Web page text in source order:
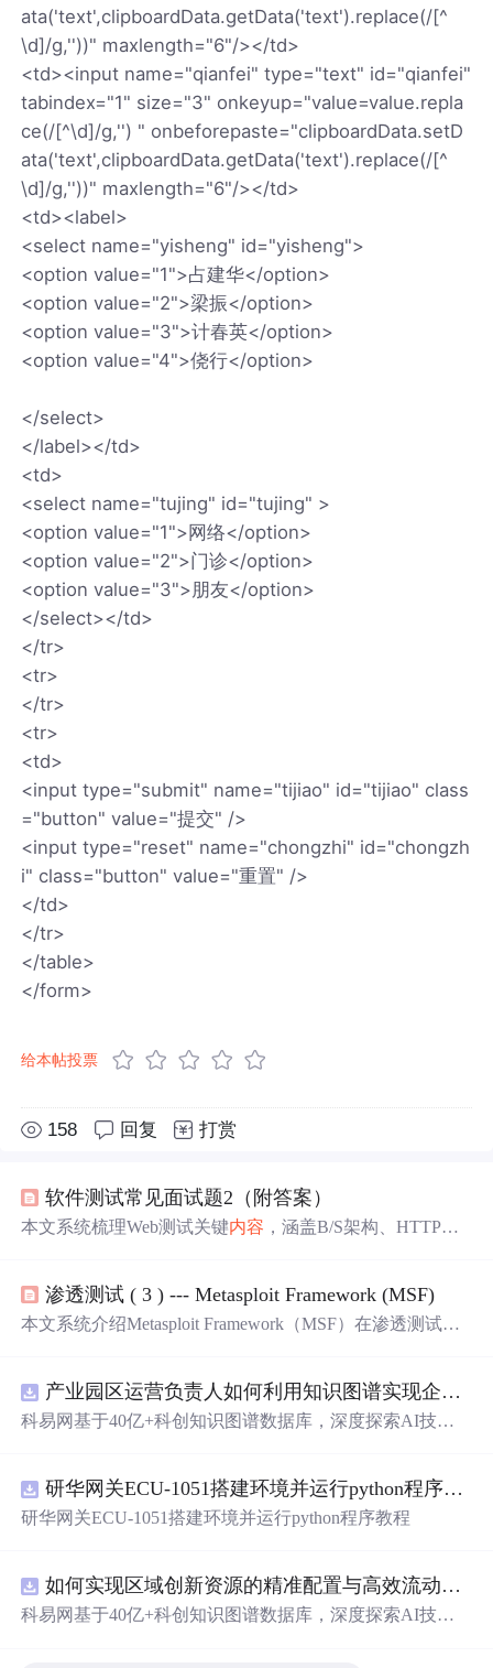
ata('text',clipboardData.getData('text').replace(/[^
\d]/g,''))" maxlength="6"/></td>
<td><input name="qianfei" type="text" id="qianfei"
tabindex="1" size="3" onkeyup="value=value.repla
ce(/[^\d]/g,'') " onbeforepaste="clipboardData.setD
ata('text',clipboardData.getData('text').replace(/[^
\d]/g,''))" maxlength="6"/></td>
<td><label>
<select name="yisheng" id="yisheng">
<option value="1">占建华</option>
<option value="2">梁振</option>
<option value="3">计春英</option>
<option value="4">侥行</option>
</select>
</label></td>
<td>
<select name="tujing" id="tujing" >
<option value="1">网络</option>
<option value="2">门诊</option>
<option value="3">朋友</option>
</select></td>
</tr>
<tr>
</tr>
<tr>
<td>
<input type="submit" name="tijiao" id="tijiao" class
="button" value="提交" />
<input type="reset" name="chongzhi" id="chongzh
i" class="button" value="重置" />
</td>
</tr>
</table>
</form>
给本帖投票
158 回复 打赏
软件测试常见面试题2（附答案）
本文系统梳理Web测试关键内容 ，涵盖B/S架构、HTTP协
Web服务器（Apache、Nginx、Tomcat）及其配置与日志；
解析DNS解析流程、Web性能指标（LCP、FID等）及ab、
cpdump抓包差异、Cookie机制及超链接测试等核心技术
点。
渗透测试 ( 3 ) --- Metasploit Framework (MSF)
本文系统介绍Metasploit Framework（MSF）在渗透测试中
讲解Auxiliary、Exploit、Post、Payload四大模块功能与实战
用法；覆盖信息收集、漏洞扫描（Nmap/Nessus集成）、漏
码器、UPX加壳、绕过EDR）。内容聚焦红队实战标准流
程，强调工具链协同与自动化能力。
产业园区运营负责人如何利用知识图谱实现企业精准对接与协同？.docx
科易网基于40亿+科创知识图谱数据库，深度探索AI技术
新领域的AI+数智化解决方案，推动科技创新与产业创新
智能化发展。
研华网关ECU-1051搭建环境并运行python程序教程
研华网关ECU-1051搭建环境并运行python程序教程
如何实现区域创新资源的精准配置与高效流动？.docx
科易网基于40亿+科创知识图谱数据库，深度探索AI技术